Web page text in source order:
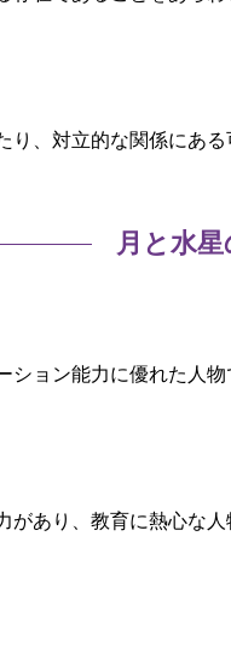
り、対立的な関係にあ
月と水
ション能力に優れた人
があり、教育に熱心な